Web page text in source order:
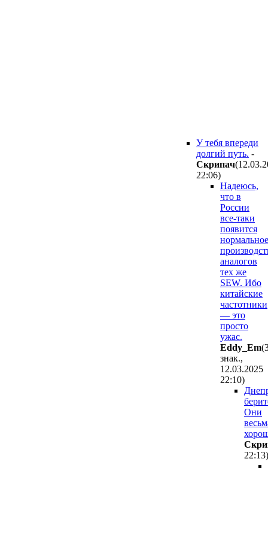
У тебя впереди
долгий путь. -
Cкpипaч
22:06)
Надеюсь,
что в
России
все-таки
появится
нормальное
аналогов
тех же
SEW. Ибо
китайские
частотники
— это
просто
ужас.
Eddy_Em
знак.,
12.03.2025
22:10)
Они
22:13)